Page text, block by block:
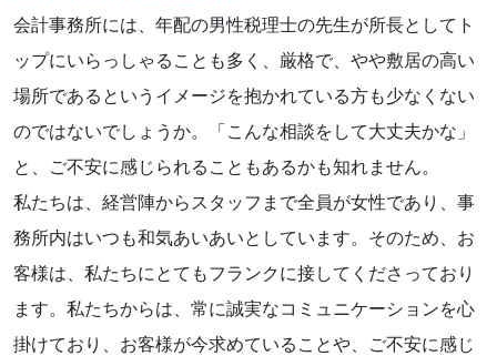
会計事務所には、年配の男性税理士の先生が所長としてト
ップにいらっしゃることも多く、厳格で、やや敷居の高い
場所であるというイメージを抱かれている方も少なくない
のではないでしょうか。「こんな相談をして大丈夫かな」
と、ご不安に感じられることもあるかも知れません。
私たちは、経営陣からスタッフまで全員が女性であり、事
務所内はいつも和気あいあいとしています。そのため、お
客様は、私たちにとてもフランクに接してくださっており
ます。私たちからは、常に誠実なコミュニケーションを心
掛けており、お客様が今求めていることや、ご不安に感じ